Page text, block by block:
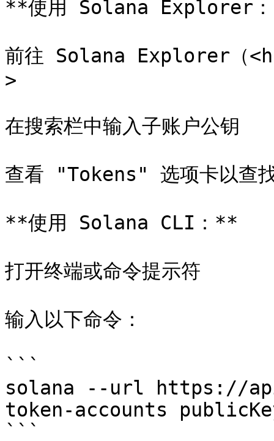
**使用 Solana Explorer
前往 Solana Explorer（
>
在搜索栏中输入子账户公钥
查看 "Tokens" 选项卡以查
**使用 Solana CLI：**
打开终端或命令提示符
输入以下命令：
```
solana --url https://
token-accounts
```